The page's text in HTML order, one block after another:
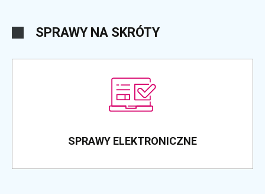
SPRAWY NA SKRÓTY
SPRAWY ELEKTRONICZNE